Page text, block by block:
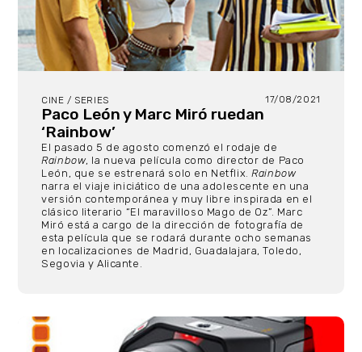
CINE / SERIES 17/08/2021
Paco León y Marc Miró ruedan
‘Rainbow’
El pasado 5 de agosto comenzó el rodaje de
Rainbow, la nueva película como director de Paco
León, que se estrenará solo en Netflix.Rainbow
narra el viaje iniciático de una adolescente en una
versión contemporánea y muy libre inspirada en el
clásico literario “El maravilloso Mago de Oz”. Marc
Miró está a cargo de la dirección de fotografía de
esta película que se rodará durante ocho semanas
en localizaciones de Madrid, Guadalajara, Toledo,
Segovia y Alicante.